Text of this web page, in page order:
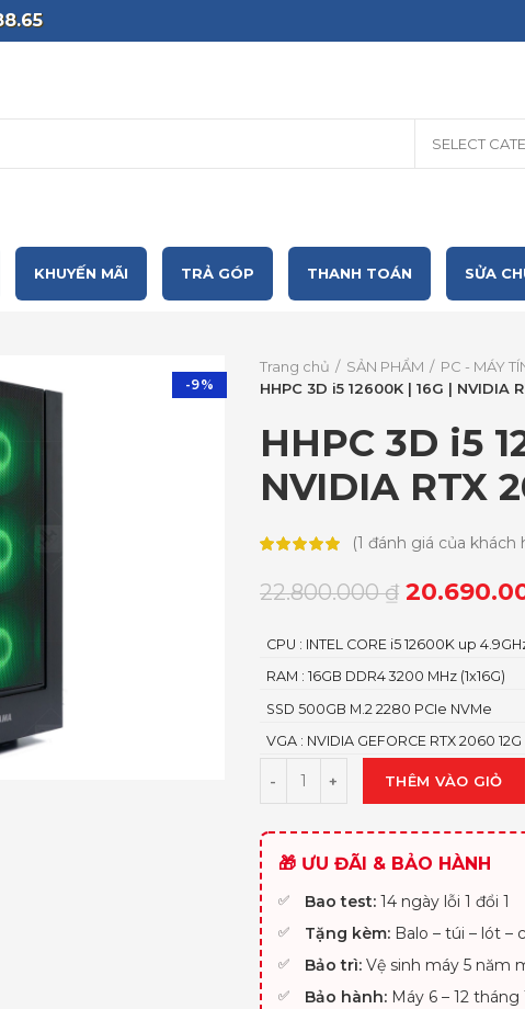
SELECT
KHUYẾN MÃI TRẢ GÓP THANH TOÁN SỬA
-9%
Trang chủ SẢN PHẨM
PC - MÁY
HHPC 3D i5 12600K | 16G | NVIDIA
HHPC 3D i5
NVIDIA RTX
(1 đánh giá của khách
22.800.000₫
CPU : INTEL CORE i5 12600K up
RAM : 16GB DDR4 3200 MHz (1x16G)
SSD 500GB M.2 2280 PCIe NVMe
VGA : NVIDIA GEFORCE RTX 2060
THÊM VÀO GIỎ
🎁 ƯU ĐÃI & BẢO HÀNH
Bao test: 14 ngày lỗi 1 đổi 1
Tặng kèm: Balo – túi – lót –
Bảo trì: Vệ sinh máy 5 năm
Bảo hành: Máy 6 – 12 tháng